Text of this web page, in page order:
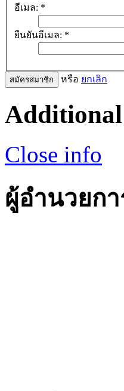
อีเมล: *
ยืนยันอีเมล: *
สมัครสมาชิก หรือ ยกเลิก
Close info
ผู้อำนวยกา